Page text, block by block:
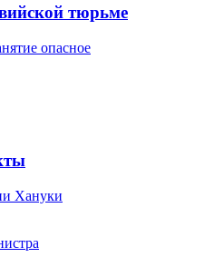
тюрьме
опасное
Хануки